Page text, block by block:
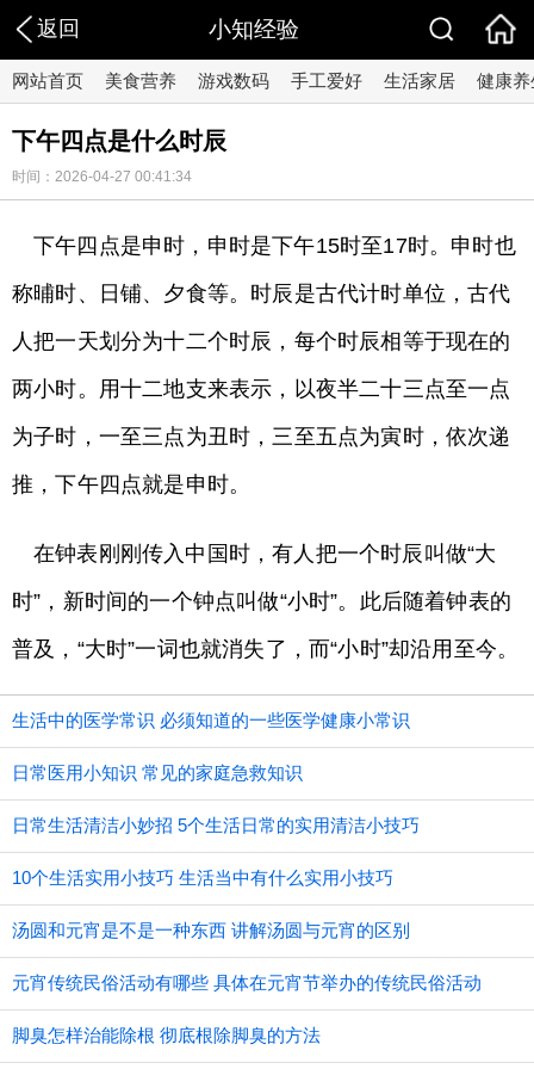
返回 小知经验
网站首页 美食营养 游戏数码 手工爱好 生活家居 健康养
下午四点是什么时辰
时间：2026-04-27 00:41:34
下午四点是申时，申时是下午15时至17时。申时也
称晡时、日铺、夕食等。时辰是古代计时单位，古代
人把一天划分为十二个时辰，每个时辰相等于现在的
两小时。用十二地支来表示，以夜半二十三点至一点
为子时，一至三点为丑时，三至五点为寅时，依次递
推，下午四点就是申时。
在钟表刚刚传入中国时，有人把一个时辰叫做“大
时”，新时间的一个钟点叫做“小时”。此后随着钟表的
普及，“大时”一词也就消失了，而“小时”却沿用至今。
生活中的医学常识 必须知道的一些医学健康小常识
日常医用小知识 常见的家庭急救知识
日常生活清洁小妙招 5个生活日常的实用清洁小技巧
10个生活实用小技巧 生活当中有什么实用小技巧
汤圆和元宵是不是一种东西 讲解汤圆与元宵的区别
元宵传统民俗活动有哪些 具体在元宵节举办的传统民俗活动
脚臭怎样治能除根 彻底根除脚臭的方法